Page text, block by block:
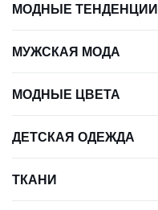
МОДНЫЕ ТЕНДЕНЦИИ
МУЖСКАЯ МОДА
МОДНЫЕ ЦВЕТА
ДЕТСКАЯ ОДЕЖДА
ТКАНИ